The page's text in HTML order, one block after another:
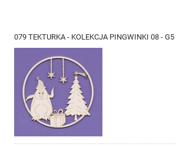
079 TEKTURKA - KOLEKCJA PINGWINKI 08 - G5